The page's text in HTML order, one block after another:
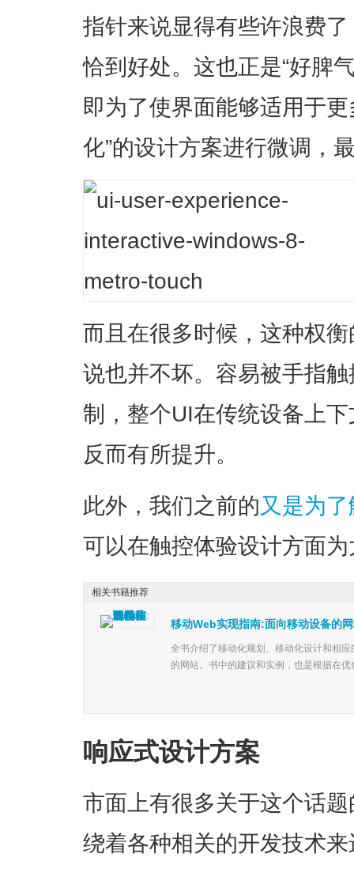
指针来说显得有些许浪费
恰到好处。这也正是“好脾
即为了使界面能够适用于
化”的设计方案进行微调，
而且在很多时候，这种权
说也并不坏。容易被手指
制，整个UI在传统设备上
反而有所提升。
此外，我们之前的又是为
可以在触控体验设计方面
移动Web实现指南:面向移动设备的
全书介绍了移动化规划、移动化设计和相
的网站。书中的建议和实例，也是根据在
相关书籍推荐
响应式设计方案
市面上有很多关于这个话
绕着各种相关的开发技术